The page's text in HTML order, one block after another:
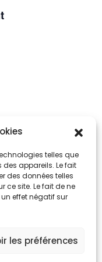
telles que
appareils. Le fait
des données telles
ce site. Le fait de ne
effet négatif sur
les préférences